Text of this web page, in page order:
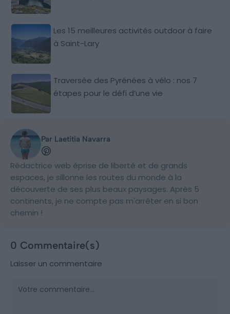
Les 15 meilleures activités outdoor à faire
à Saint-Lary
Traversée des Pyrénées à vélo : nos 7
étapes pour le défi d’une vie
Par Laetitia Navarra
Rédactrice web éprise de liberté et de grands
espaces, je sillonne les routes du monde à la
découverte de ses plus beaux paysages. Après 5
continents, je ne compte pas m'arrêter en si bon
chemin !
0 Commentaire(s)
Laisser un commentaire